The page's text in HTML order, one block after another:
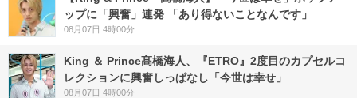
ップに「興奮」連発 「あり得ないことなんです」
08月07日 4時00分
King ＆ Prince髙橋海人、『ETRO』2度目のカプセルコ
レクションに興奮しっぱなし「今世は幸せ」
08月07日 4時00分